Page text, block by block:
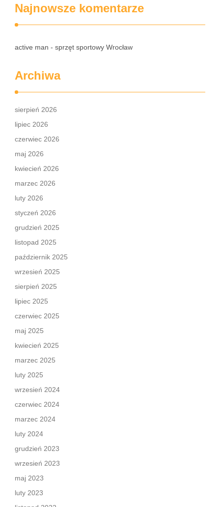
Najnowsze komentarze
active man - sprzęt sportowy Wrocław
Archiwa
sierpień 2026
lipiec 2026
czerwiec 2026
maj 2026
kwiecień 2026
marzec 2026
luty 2026
styczeń 2026
grudzień 2025
listopad 2025
październik 2025
wrzesień 2025
sierpień 2025
lipiec 2025
czerwiec 2025
maj 2025
kwiecień 2025
marzec 2025
luty 2025
wrzesień 2024
czerwiec 2024
marzec 2024
luty 2024
grudzień 2023
wrzesień 2023
maj 2023
luty 2023